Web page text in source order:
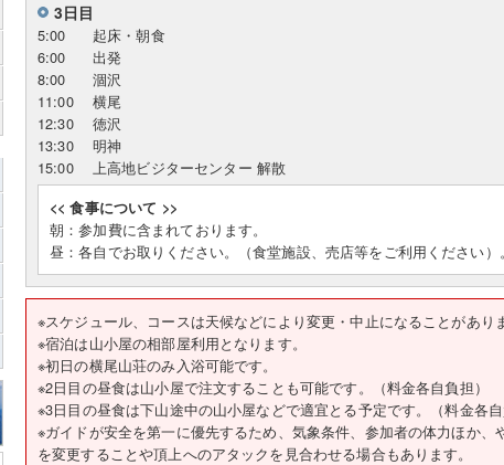
3日目
5:00
起床・朝食
6:00
出発
8:00
涸沢
11:00
横尾
12:30
徳沢
13:30
明神
15:00
上高地ビジターセンター 解散
<< 食事について >>
朝：参加費に含まれております。
昼：各自でお取りください。（食堂施設、売店等をご利用ください）。
※スケジュール、コースは天候などにより変更・中止になることがあり
※宿泊は山小屋の相部屋利用となります。
※初日の横尾山荘のみ入浴可能です。
※2日目の昼食は山小屋で注文することも可能です。（料金各自負担）
※3日目の昼食は下山途中の山小屋などで適宜とる予定です。（料金各自
※ガイドが安全を第一に優先するため、気象条件、参加者の体力ほか、
を変更することや頂上へのアタックを見合わせる場合もあります。